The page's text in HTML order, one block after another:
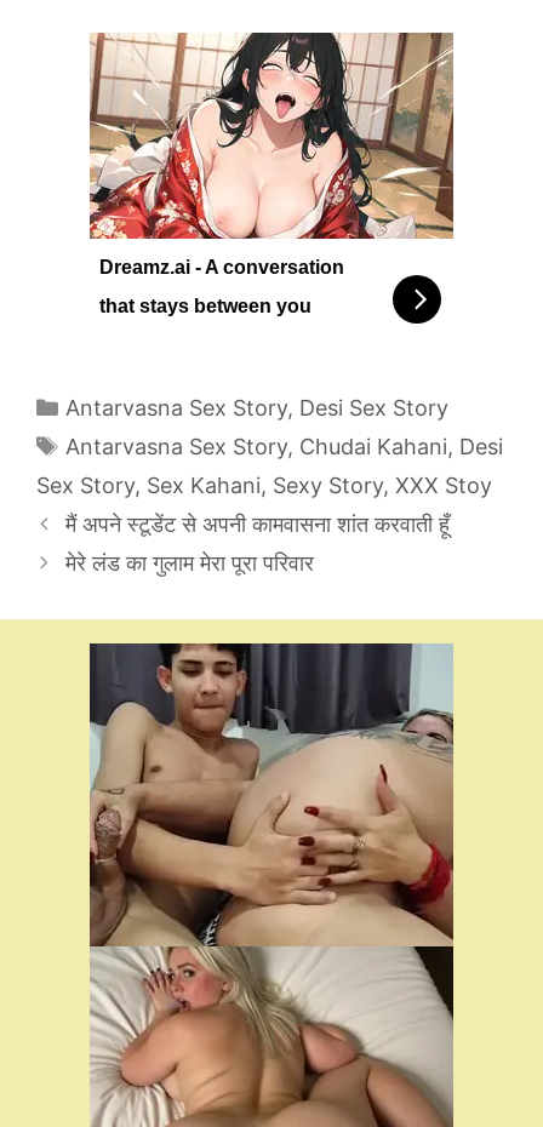
Dreamz.ai - A conversation
that stays between you
Categories
Antarvasna Sex Story, Desi Sex Story
Tags
Antarvasna Sex Story, Chudai Kahani, Desi
Sex Story, Sex Kahani, Sexy Story, XXX Stoy
मैं अपने स्टूडेंट से अपनी कामवासना शांत करवाती हूँ
मेरे लंड का गुलाम मेरा पूरा परिवार